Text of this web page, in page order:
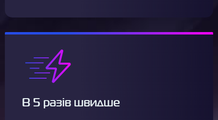
В 5 разів швидше